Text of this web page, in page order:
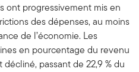
ont progressivement mis en
des dépenses, au moins
de l’économie. Les
en pourcentage du revenu
passant de 22,9 % du